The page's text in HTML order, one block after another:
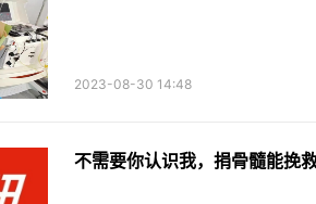
2023-08-30 14:48
不需要你认识我，捐骨髓能挽